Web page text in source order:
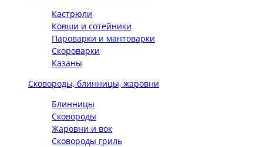
Кастрюли
Ковши и сотейники
Пароварки и мантоварки
Скороварки
Казаны
Сковороды, блинницы, жаровни
Блинницы
Сковороды
Жаровни и вок
Сковороды гриль